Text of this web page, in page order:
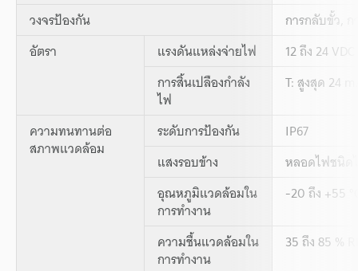
วงจรป้องกัน
การกลับขั้ว,
อัตรา
แรงดันแหล่งจ่ายไฟ
12 ถึง 24
การสิ้นเปลืองกำลัง
ไฟ
T: สูงสุด 24
ความทนทานต่อ
สภาพแวดล้อม
ระดับการป้องกัน
IP67
แสงรอบข้าง
หลอดไฟชนิด
อุณหภูมิแวดล้อมใน
การทำงาน
-20 ถึง +55
ความชื้นแวดล้อมใน
การทำงาน
35 ถึง 85 %